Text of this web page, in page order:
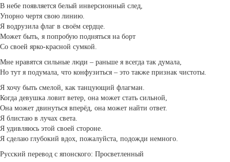
В небе появляется белый инверсионный след,
Упорно чертя свою линию.
Я водрузила флаг в своём сердце.
Может быть, я попробую подняться на борт
Со своей ярко-красной сумкой.
Мне нравятся сильные люди – раньше я всегда так думала,
Но тут я подумала, что конфузиться – это также признак чистоты.
Я хочу быть смелой, как танцующий флагман.
Когда девушка ловит ветер, она может стать сильной,
Она может двинуться вперёд, она может найти ответ.
Я блистаю в лучах света.
Я удивляюсь этой своей стороне.
Я сделаю глубокий вдох, пожалуйста, подожди немного.
Русский перевод с японского: Просветленный